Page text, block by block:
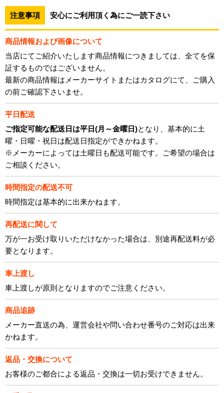
注意事項 安心にご利用頂く為にご一読下さい
商品情報および画像について
当店にてご紹介いたします商品情報につきましては、全てを保
証するものではございません。
最新の商品情報はメーカーサイトまたはカタログにて、ご購入
の前ご確認下さいませ。
平日配送
ご指定可能な配送日は平日(月～金曜日)となり、基本的に土
曜・日曜・祝日は配送日指定ができかねます。
※メーカーによっては土曜日も配送可能です。ご希望の場合は
ご相談ください。
時間指定の配送不可
時間指定は基本的に出来かねます。
再配送に関して
万が一お受け取りいただけなかった場合は、別途再配送料が必
要となります。
車上渡し
車上渡しが原則となりますのでご注意ください。
商品追跡
メーカー直送の為、運営会社や問い合わせ番号のご対応は出来
かねます。
返品・交換について
お客様のご都合による返品・交換は一切お受けできません。